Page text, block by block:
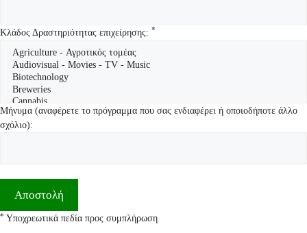
Κλάδος Δραστηριότητας επιχείρησης: *
Μήνυμα (αναφέρετε το πρόγραμμα που σας ενδιαφέρει ή οποιοδήποτε άλλο
σχόλιο):
* Υποχρεωτικά πεδία προς συμπλήρωση